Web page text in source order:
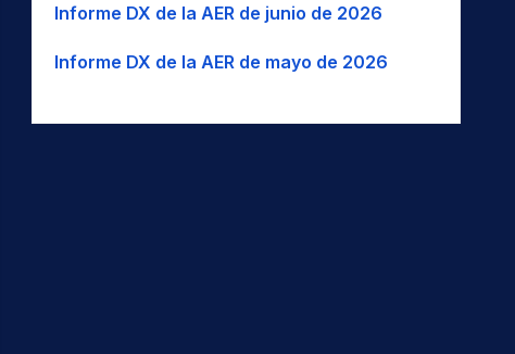
Informe DX de la AER de junio de 2026
Informe DX de la AER de mayo de 2026